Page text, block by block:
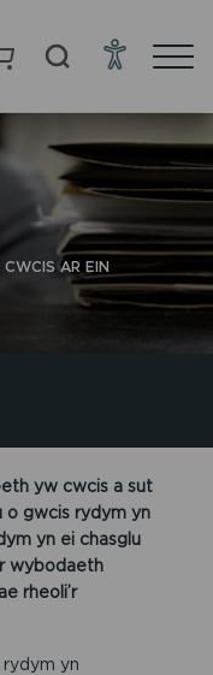
AR EIN
yw cwcis a sut
o gwcis rydym yn
yn ei chasglu
wybodaeth
rheoli’r
rydym yn